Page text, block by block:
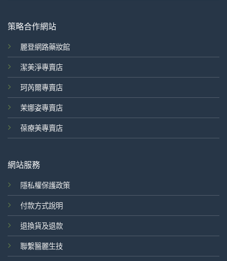
策略合作網站
麗登網路藥妝館
潔美淨專賣店
珂芮爾專賣店
茉娜姿專賣店
葆療美專賣店
網站服務
隱私權保護政策
付款方式說明
退換貨及退款
聯繫醫麗生技